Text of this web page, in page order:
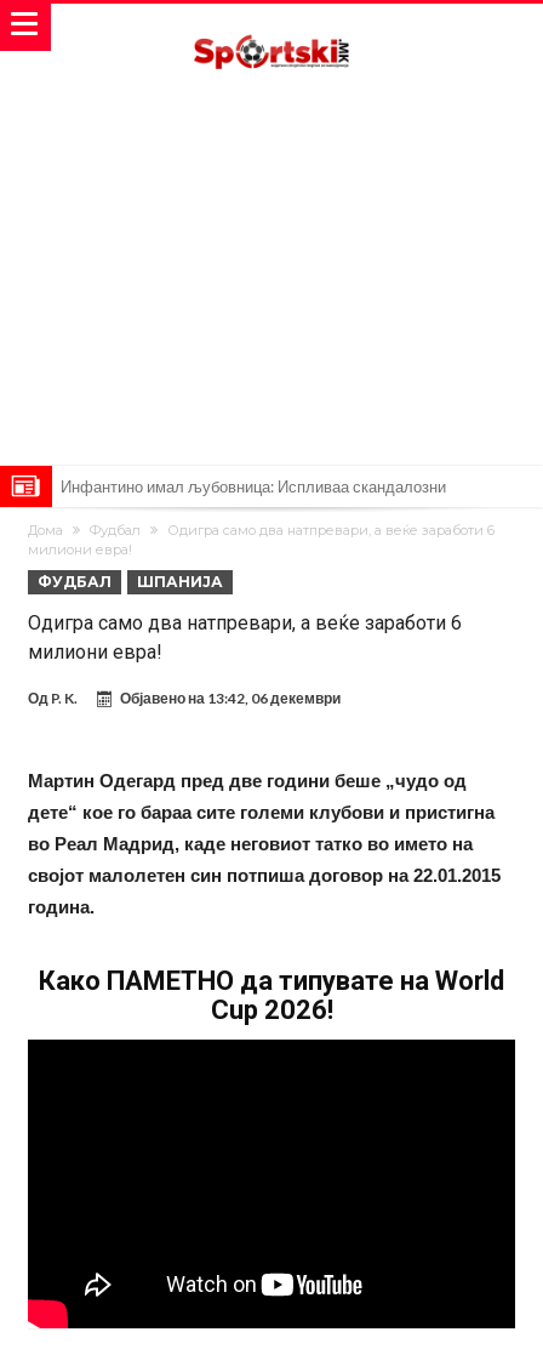
Инфантино имал љубовница: Испливаа скандалозни
информации, добивала пари од УЕФА
Ромеро се согласи на условите со Атлетико
Арсенал со 138 милиони евра тргнува по ѕвездата на Серија А?
Мурињо воведува строга дисциплина во Реал Мадрид: Ова се
трите нови правила
Неочекувана „бомба“ од Англија: Ливерпул се засили од
Барселона!
Тикет на денот (сабота, 08.08.2026)
Англиски репрезентативец обвинет за напад во ноќен клуб – ќе
оди на суд!
Дилеми повеќе нема: Познато е кога Родри ќе стане новиот
фудбалер на Барселона
Ливерпул и Арсенал влегуваат во „војна“ поради фудбалер
Дома Фудбал
Одигра само два натпревари, а веќе заработи 6
милиони евра!
ФУДБАЛ ШПАНИЈА
Одигра само два натпревари, а веќе заработи 6
милиони евра!
Од P. K. Објавено на 13:42, 06 декември
Мартин Одегард пред две години беше „чудо од
дете“ кое го бараа сите големи клубови и пристигна
во Реал Мадрид, каде неговиот татко во името на
својот малолетен син потпиша договор на 22.01.2015
година.
Како ПАМЕТНО да типувате на World
Cup 2026!